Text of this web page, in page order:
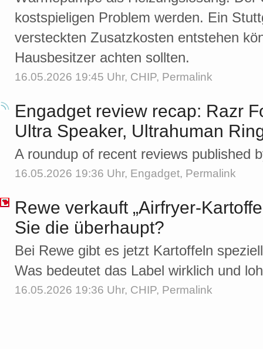
kostspieligen Problem werden. Ein
versteckten Zusatzkosten entstehen
Hausbesitzer achten sollten.
16.05.2026 19:45 Uhr, CHIP, Permalink
Engadget review recap: Razr
Ultra Speaker, Ultrahuman
A roundup of recent reviews published
16.05.2026 19:36 Uhr, Engadget, Permalink
Rewe verkauft „Airfryer-
Sie die überhaupt?
Bei Rewe gibt es jetzt Kartoffeln
Was bedeutet das Label wirklich und
16.05.2026 19:36 Uhr, CHIP, Permalink